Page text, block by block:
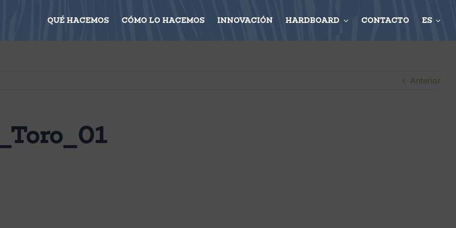
QUÉ HACEMOS CÓMO LO HACEMOS INNOVACIÓN HARDBOARD CONTACTO ES
Anterior